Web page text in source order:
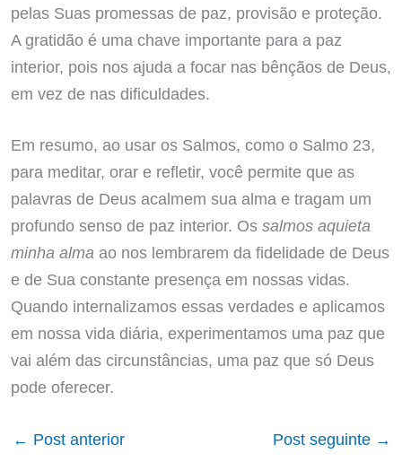
pelas Suas promessas de paz, provisão e proteção.
A gratidão é uma chave importante para a paz
interior, pois nos ajuda a focar nas bênçãos de Deus,
em vez de nas dificuldades.
Em resumo, ao usar os Salmos, como o Salmo 23,
para meditar, orar e refletir, você permite que as
palavras de Deus acalmem sua alma e tragam um
profundo senso de paz interior. Os salmos aquieta
minha almaao nos lembrarem da fidelidade de Deus
e de Sua constante presença em nossas vidas.
Quando internalizamos essas verdades e aplicamos
em nossa vida diária, experimentamos uma paz que
vai além das circunstâncias, uma paz que só Deus
pode oferecer.
← Post anterior Post seguinte →